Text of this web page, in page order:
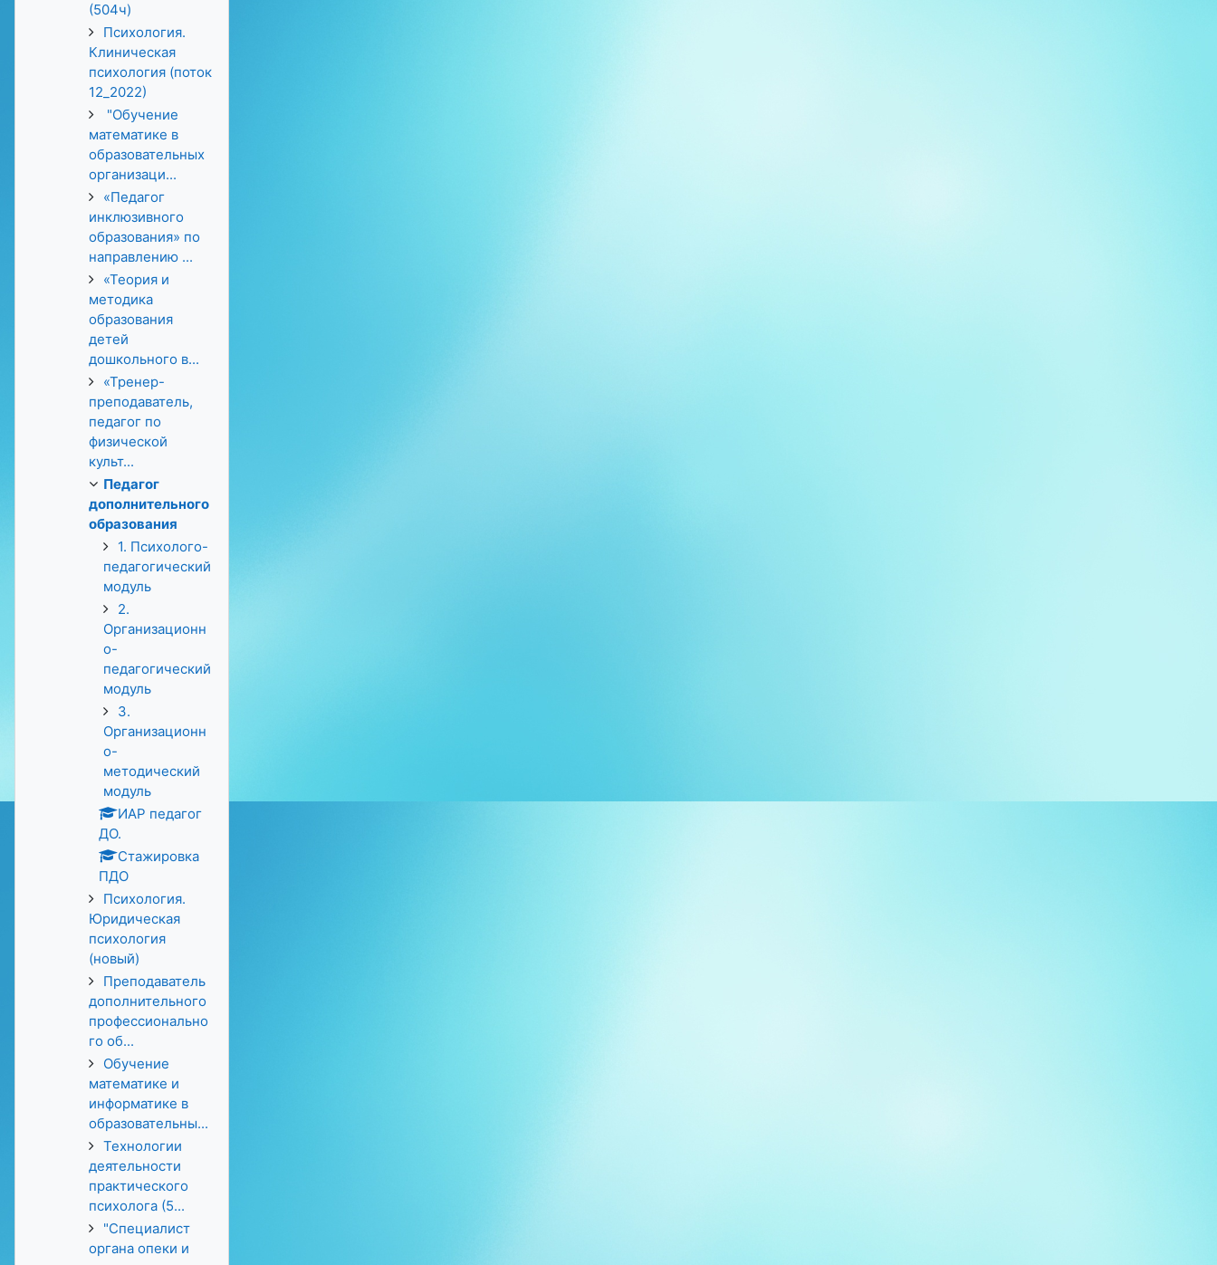
(504ч)
Психология.
Клиническая
психология (поток
12_2022)
"Обучение
математике в
образовательных
организаци...
«Педагог
инклюзивного
образования» по
направлению ...
«Теория и
методика
образования
детей
дошкольного в...
«Тренер-
преподаватель,
педагог по
физической
культ...
Педагог
дополнительного
образования
1. Психолого-
педагогический
модуль
2.
Организационн
о-
педагогический
модуль
3.
Организационн
о-
методический
модуль
ИАР педагог
ДО.
Стажировка
ПДО
Психология.
Юридическая
психология
(новый)
Преподаватель
дополнительного
профессионально
го об...
Обучение
математике и
информатике в
образовательны...
Технологии
деятельности
практического
психолога (5...
"Специалист
органа опеки и